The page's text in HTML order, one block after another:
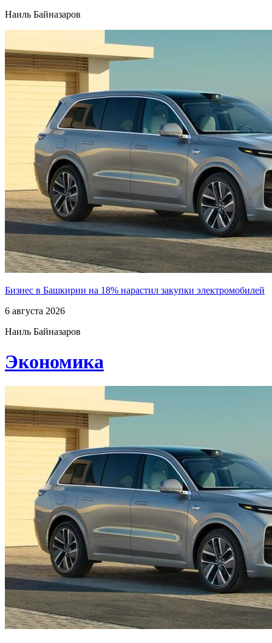
Наиль Байназаров
Бизнес в Башкирии на 18% нарастил закупки электромобилей
6 августа 2026
Наиль Байназаров
Экономика